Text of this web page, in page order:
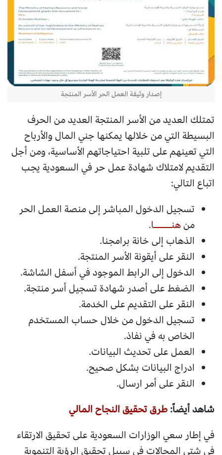
إصدار وثيقة العمل الحر الأسر المنتجة
تمتلك العديد من الأسر المنتجة العديد من الحرف
البسيطة التي من خلالها يمكنها جني المال والأرباح
التي تعينهم على تلبية احتياجاتهم الأساسية، ومن أجل
التقديم لامتلاك شهادة عمل حر في السعودية يجب
اتباع التالي:
تسجيل الدخول المباشر إلى منصة العمل الحر
منهنـــــا.
الذهاب إلى خانة برامجنا.
النقر على أيقونة الأسر المنتجة.
الدخول إلى الرابط الموجود في أسفل الشاشة.
الضغط على أصدر شهادة تسجيل أسر منتجة.
النقر على التقديم على الخدمة.
تسجيل الدخول من خلال حساب المستخدم
الخاص به في نفاذ.
العمل على تحديث البيانات.
ادراج البيانات بشكل صحيح.
النقر على أمر ارسال.
شاهد أيضاً:طرق تحقيق النجاح المالي
في إطار سعي الوزارات السعودية على تحقيق الارتقاء
في شتى المجالات في سبيل تحقيق الرؤية التنموية